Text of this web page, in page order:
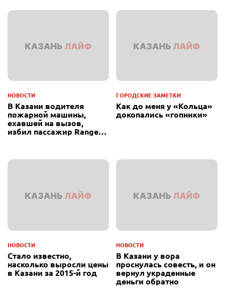
НОВОСТИ
В Казани водителя
пожарной машины,
ехавшей на вызов,
избил пассажир Range
ГОРОДСКИЕ ЗАМЕТКИ
Как до меня у «Кольца»
докопались «гопники»
НОВОСТИ
Стало известно,
насколько выросли цены
в Казани за 2015-й год
НОВОСТИ
В Казани у вора
проснулась совесть, и он
вернул украденные
деньги обратно